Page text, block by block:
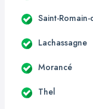
Saint-
Lachassagne
Morancé
Thel